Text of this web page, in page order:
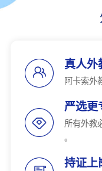
真人外
阿卡索外
严选更
所有外教
。
持证上